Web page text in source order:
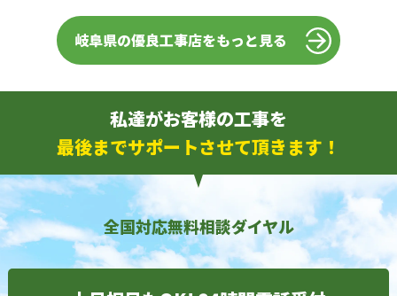
岐阜県の優良工事店をもっと見る
私達がお客様の工事を
最後までサポートさせて頂きます！
全国対応無料相談ダイヤル